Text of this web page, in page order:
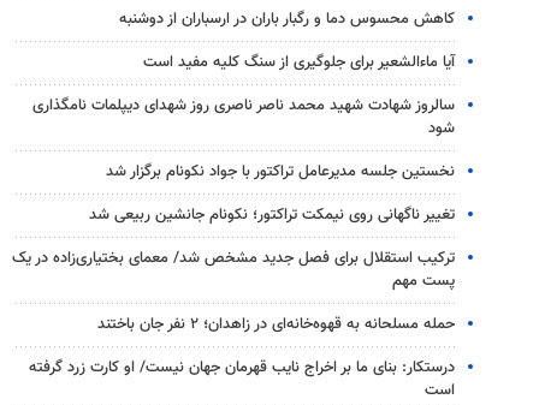
کاهش محسوس دما و رگبار باران در ارسباران از دوشنبه
آیا ماءالشعیر برای جلوگیری از سنگ کلیه مفید است
سالروز شهادت شهید محمد ناصر ناصری روز شهدای دیپلمات نامگذاری
شود
نخستین جلسه مدیرعامل تراکتور با جواد نکونام برگزار شد
تغییر ناگهانی روی نیمکت تراکتور؛ نکونام جانشین ربیعی شد
ترکیب استقلال برای فصل جدید مشخص شد/ معمای بختیاری‌زاده در یک
پست مهم
حمله مسلحانه به قهوه‌خانه‌ای در زاهدان؛ ۲ نفر جان باختند
درستکار: بنای ما بر اخراج نایب قهرمان جهان نیست/ او کارت زرد گرفته
است